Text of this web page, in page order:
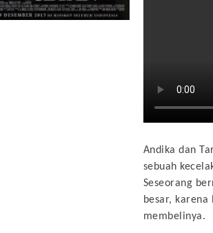
Andika dan
sebuah
Seseorang
besar,
membelinya.